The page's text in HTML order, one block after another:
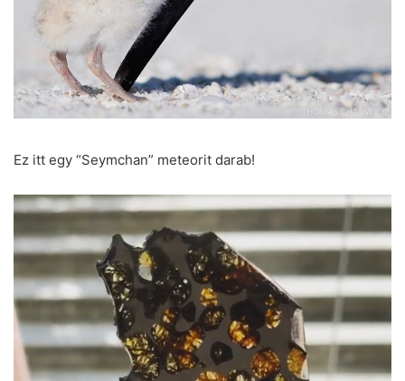
Ez itt egy “Seymchan” meteorit darab!